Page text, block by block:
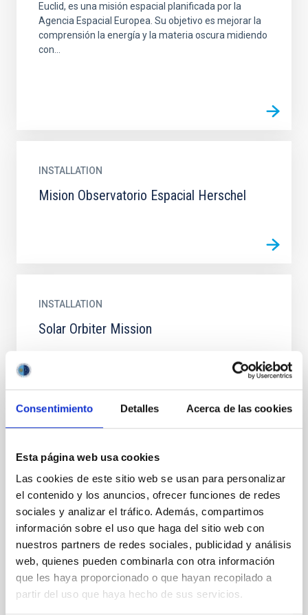
Consentimiento Detalles Acerca de las cookies
Esta página web usa cookies
Las cookies de este sitio web se usan para personalizar
el contenido y los anuncios, ofrecer funciones de redes
sociales y analizar el tráfico. Además, compartimos
información sobre el uso que haga del sitio web con
nuestros partners de redes sociales, publicidad y análisis
web, quienes pueden combinarla con otra información
que les haya proporcionado o que hayan recopilado a
partir del uso que haya hecho de sus servicios.
Euclid, es una misión espacial planificada por la
Agencia Espacial Europea. Su objetivo es mejorar la
comprensión la energía y la materia oscura midiendo
con...
INSTALLATION
Mision Observatorio Espacial Herschel
INSTALLATION
Solar Orbiter Mission
SPace IR telescope for Cosmology and
Astrophysics
Understanding the origin and evolution of galaxies,
stars, planets and life itself are fundamental
objectives of Astronomy. Although impressive
advances have...